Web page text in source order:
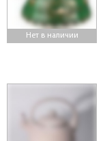
Нет в наличии